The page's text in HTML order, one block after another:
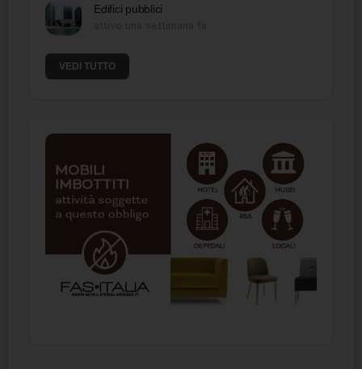
Edifici pubblici
VEDI TUTTO